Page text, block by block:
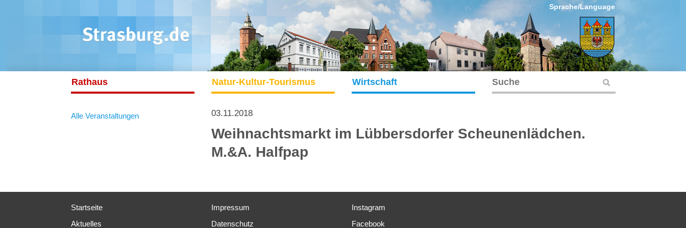
Sprache/Language
Rathaus Natur-Kultur-Tourismus Wirtschaft
Alle Veranstaltungen 03.11.2018
Weihnachtsmarkt im Lübbersdorfer Scheunenlädchen.
M.&A. Halfpap
Startseite
Aktuelles
Impressum
Datenschutz
Instagram
Facebook